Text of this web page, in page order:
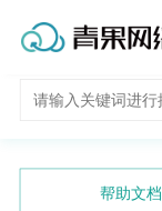
国
帮助文档